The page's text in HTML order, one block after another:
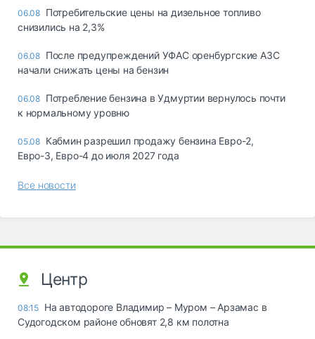
06.08 Потребительские цены на дизельное топливо
снизились на 2,3%
06.08 После предупреждений УФАС оренбургские АЗС
начали снижать цены на бензин
06.08 Потребление бензина в Удмуртии вернулось почти
к нормальному уровню
05.08 Кабмин разрешил продажу бензина Евро-2,
Евро-3, Евро-4 до июля 2027 года
Все новости
Центр
08:15 На автодороге Владимир – Муром – Арзамас в
Судогодском районе обновят 2,8 км полотна